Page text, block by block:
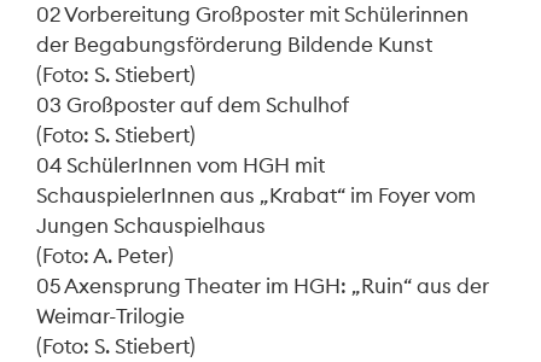
02 Vorbereitung Großposter mit Schülerinnen
der Begabungsförderung Bildende Kunst
(Foto: S. Stiebert)
03 Großposter auf dem Schulhof
(Foto: S. Stiebert)
04 SchülerInnen vom HGH mit
SchauspielerInnen aus „Krabat“ im Foyer vom
Jungen Schauspielhaus
(Foto: A. Peter)
05 Axensprung Theater im HGH: „Ruin“ aus der
Weimar-Trilogie
(Foto: S. Stiebert)